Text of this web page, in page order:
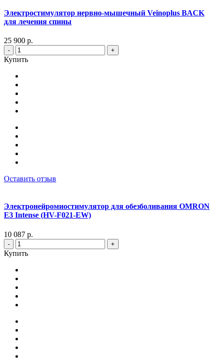
Электростимулятор нервно-мышечный Veinoplus BACK
для лечения спины
25 900 р.
- +
Купить
Оставить отзыв
Электронейромиостимулятор для обезболивания OMRON
Е3 Intense (HV-F021-EW)
10 087 р.
- +
Купить